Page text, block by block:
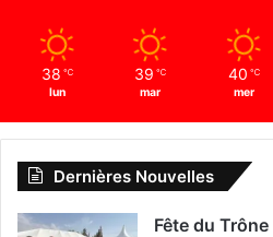
38 ℃
lun
39 ℃
mar
40 ℃
mer
Dernières Nouvelles
Fête du